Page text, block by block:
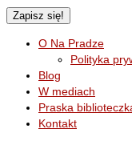
O Na Pradze
Polityka
Blog
W mediach
Praska
Kontakt